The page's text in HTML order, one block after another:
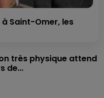
Saint-Omer, les
très physique attend
de...